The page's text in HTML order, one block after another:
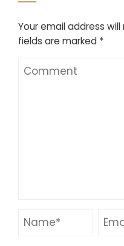
Your email address
fields are marked *